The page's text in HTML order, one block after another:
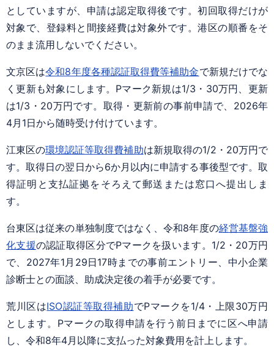
としていますが、申請は認定取得後です。初回取得だけが
対象で、登録料と間接経費は対象外です。港区の順番をそ
のまま流用しないでください。
文京区は令和8年度各種認証取得費等補助金で新規だけでな
く更新も対象にします。Pマーク新規は1/3・30万円、更新
は1/3・20万円です。取得・更新前の事前申請で、2026年
4月1日から随時受け付けています。
江東区の環境認証等取得費補助は新規取得の1/2・20万円で
す。取得日の翌日から6か月以内に申請する事後型です。取
得証明と支払証拠をそろえて郵送または窓口へ提出しま
す。
台東区は従来の単独制度ではなく、令和8年度の経営基盤強
化支援の認証取得区分でPマークを扱います。1/2・20万円
で、2027年1月29日17時までの事前エントリー、中小企業
診断士との面談、助成決定後の着手が必要です。
荒川区はISO認証等取得補助でPマークを1/4・上限30万円
とします。Pマークの取得申請を行う前日までに区へ申請
し、令和8年4月以降に支払った対象費用を計上します。